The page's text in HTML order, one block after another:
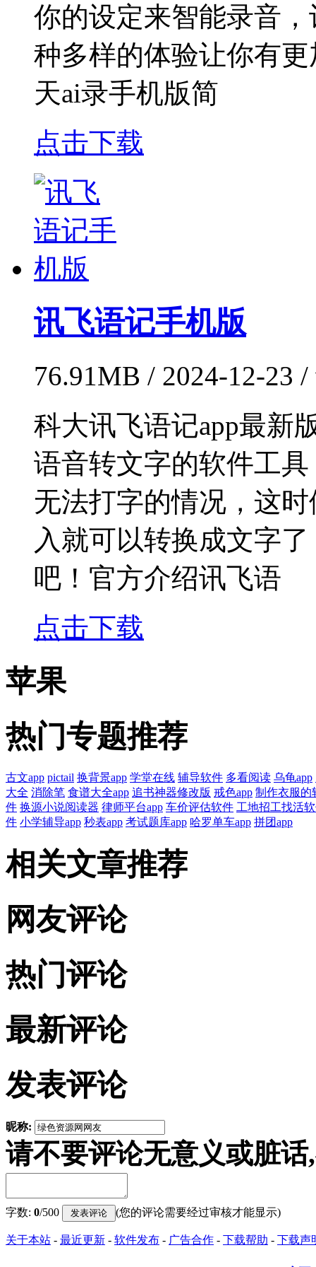
你的设定来智能录音
种多样的体验让你有
天ai录手机版简
点击下载
讯飞语记手机版
76.91MB / 2024-12-23
科大讯飞语记app最新
语音转文字的软件工
无法打字的情况，这
入就可以转换成文字
吧！官方介绍讯飞语
点击下载
苹果
热门专题推荐
古文app pictail 换背景app 学堂在线 辅导软件 多看阅读 乌龟app
大全 消除笔 食谱大全app 追书神器修改版 戒色app 制作衣服的
件 换源小说阅读器 律师平台app 车价评估软件 工地招工找活
件 小学辅导app 秒表app 考试题库app 哈罗单车app 拼团app
相关文章推荐
网友评论
热门评论
最新评论
发表评论
昵称:
请不要评论无意义或脏
字数: 0/500 (您的评论需要经过审核才能显示)
关于本站 - 最近更新 - 软件发布 - 广告合作 - 下载帮助 - 下载声